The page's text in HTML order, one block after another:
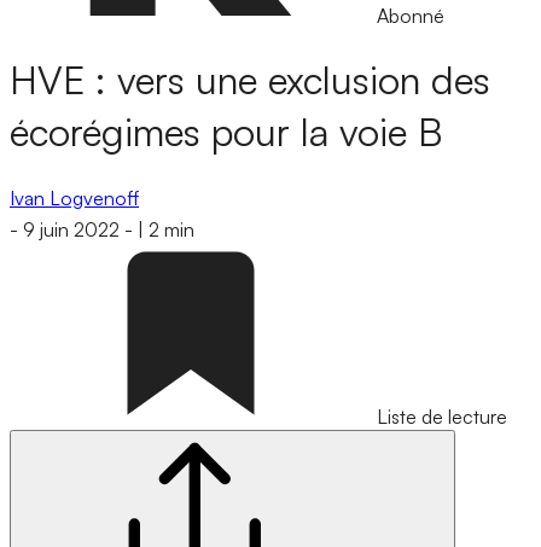
Abonné
HVE : vers une exclusion des
écorégimes pour la voie B
Ivan Logvenoff
- 9 juin 2022 - 2 min
Liste de lecture